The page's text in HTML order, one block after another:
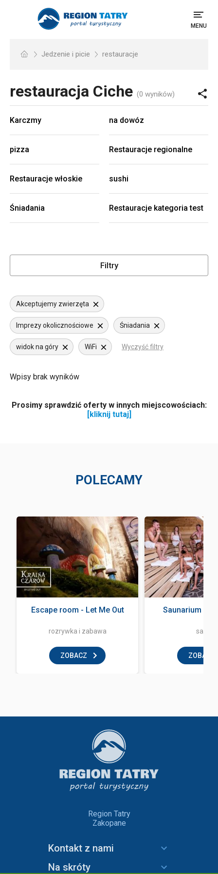
MENU
Jedzenie i picie restauracje
restauracja Ciche (0 wyników)
Karczmy na dowóz
pizza Restauracje regionalne
Restauracje włoskie sushi
Śniadania Restauracje kategoria test
Filtry
Akceptujemy zwierzęta
Imprezy okolicznościowe Śniadania
widok na góry WiFi Wyczyść filtry
Wpisy brak wyników
Prosimy sprawdzić oferty w innych miejscowościach:
[kliknij tutaj]
POLECAMY
Escape room - Let Me Out
rozrywka i zabawa
ZOBACZ
Saunarium
sauna
ZOBACZ
Region Tatry
Zakopane
Kontakt z nami
Na skróty